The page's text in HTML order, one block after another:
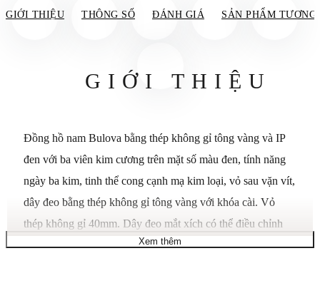
GIỚI THIỆU THÔNG SỐ ĐÁNH GIÁ SẢN PHẨM TƯƠNG
GIỚI THIỆU
Đồng hồ nam Bulova bằng thép không gỉ tông vàng và IP
đen với ba viên kim cương trên mặt số màu đen, tính năng
ngày ba kim, tinh thể cong cạnh mạ kim loại, vỏ sau vặn vít,
dây đeo bằng thép không gỉ tông vàng với khóa cài. Vỏ
thép không gỉ 40mm. Dây đeo mắt xích có thể điều chỉnh
bằng thép không gỉ. Điểm nhấn kim cương. Mặt số màu
Xem thêm